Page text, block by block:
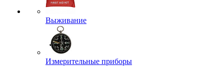
Выживание
Измерительные приборы